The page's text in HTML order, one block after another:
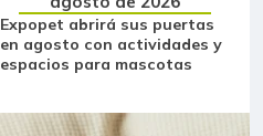
Expopet abrirá sus puertas
en agosto con actividades y
espacios para mascotas